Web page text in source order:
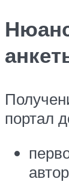
портал